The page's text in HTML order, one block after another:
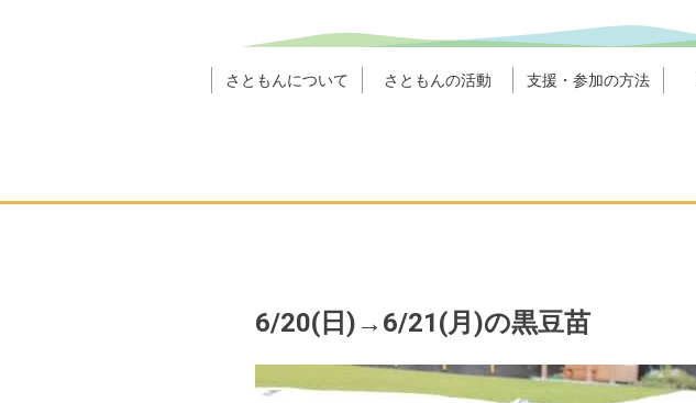
さともんについて さともんの活動 支援・参加の方法
6/20(日)→6/21(月)の黒豆苗